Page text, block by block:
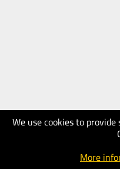
We use cookies to
More